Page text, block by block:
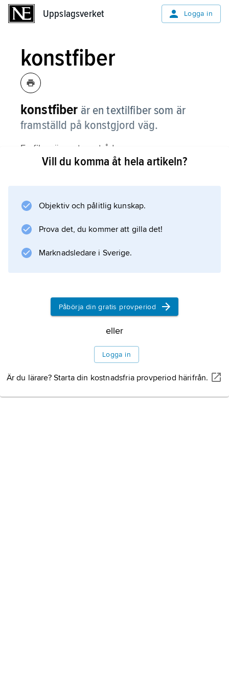
Uppslagsverket Logga in
konstfiber
konstfiber är en textilfiber som är
framställd på konstgjord väg.
En fiber är en tunn tråd.
Information om artikeln
Vill du komma åt hela artikeln?
Objektiv och pålitlig kunskap.
Prova det, du kommer att gilla det!
Marknadsledare i Sverige.
Påbörja din gratis provperiod
eller
Logga in
Är du lärare? Starta din kostnadsfria provperiod härifrån.